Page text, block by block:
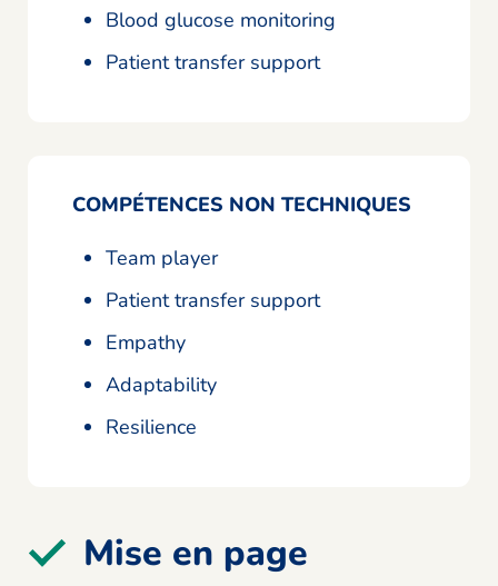
Blood glucose monitoring
Patient transfer support
COMPÉTENCES NON TECHNIQUES
Team player
Patient transfer support
Empathy
Adaptability
Resilience
Mise en page